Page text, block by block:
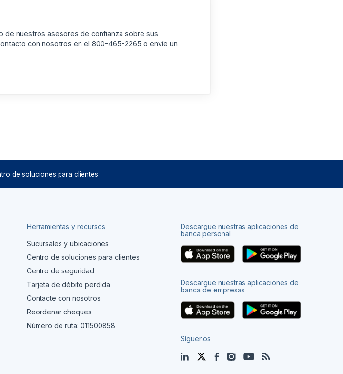
de nuestros asesores de confianza sobre sus
con nosotros en el 800-465-2265 o envíe un
de soluciones para clientes
Herramientas y recursos
Sucursales y ubicaciones
Centro de soluciones para clientes
Centro de seguridad
Tarjeta de débito perdida
Contacte con nosotros
Reordenar cheques
Número de ruta: 011500858
Descargue nuestras aplicaciones de
banca personal
Descargue nuestras aplicaciones de
banca de empresas
Síguenos
LinkedInTwitterFacebook
InstagramYouTube
Blog